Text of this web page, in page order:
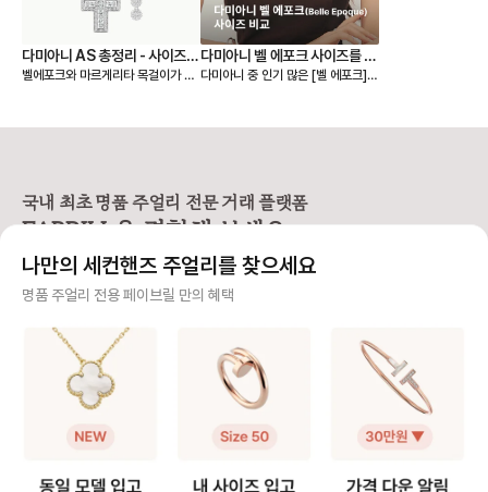
다미아니 AS 총정리 - 사이즈
조정, 폴리싱, 클리닝, 도난 보험
벨에포크와 마르게리타 목걸이가 시
보았어요. 📌 AS 접수 시 꼭 필요한
않아 보증서 확인이 필요해요.) - 보
증서가 없다면, 구매한 매장에서 ‘구
❶ 목걸이, 팔찌 수선 - 연장 → 1c
공임비) ❷ 반지 수선 - 구매 후 기간
2사이즈까지 가능, 이후에는 10만원
대의 비용 발생 - 단, 디자인 특성상
리사이징 불가 제품도 있어요. 예: 벨
에포크 릴 반지 (동그라미와 네모가
반복되는 패턴 디자인으로 리사이징
단, 섬세한 세팅이나 특정 소재는 비
다미아니 벨 에포크 사이즈를 비
교해보자!
다미아니 중 인기 많은 [벨 에포크]
나에게 찰떡인 사이즈를 고를 수 있
사이즈는 어떻게 다른가요? * xs 모
델: 14x12mm, 총 0.17캐럿 * 스
61캐럿 * 라지 모델: 28x23mm,
추천해주세요! [xs 모델] ✔️ 작고 얇
용으로 추천 [스몰 모델] ✔️ 데일리
단독 착용으로 딱 좋은 크기 ✔️ 옷
을 가리지 않고 활용도 높음 [미디엄
모델] ✔️ 선물용으로 가장 많이 선
난하게 어울림 ✔️ “다미아니 티 나
한 자리, 드레스업에 적합 ✔️ 큰 키
국내 최초 명품 주얼리 전문 거래 플랫폼
FABRILL을 경험해 보세요.
사기 걱정 없는 안전 결제
니면 반환해 드려요.
주얼리 전문 이중 검수
주얼리 검수에 특화된 페이브릴 검수팀과 전문 감정사가 컨디션 및 정품 여부를 철저하고 꼼꼼하
게 확인해요.
나만의 세컨핸즈 주얼리를 찾으세요
명품 주얼리 전용 페이브릴 만의 혜택